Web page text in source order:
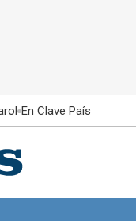
En Clave País